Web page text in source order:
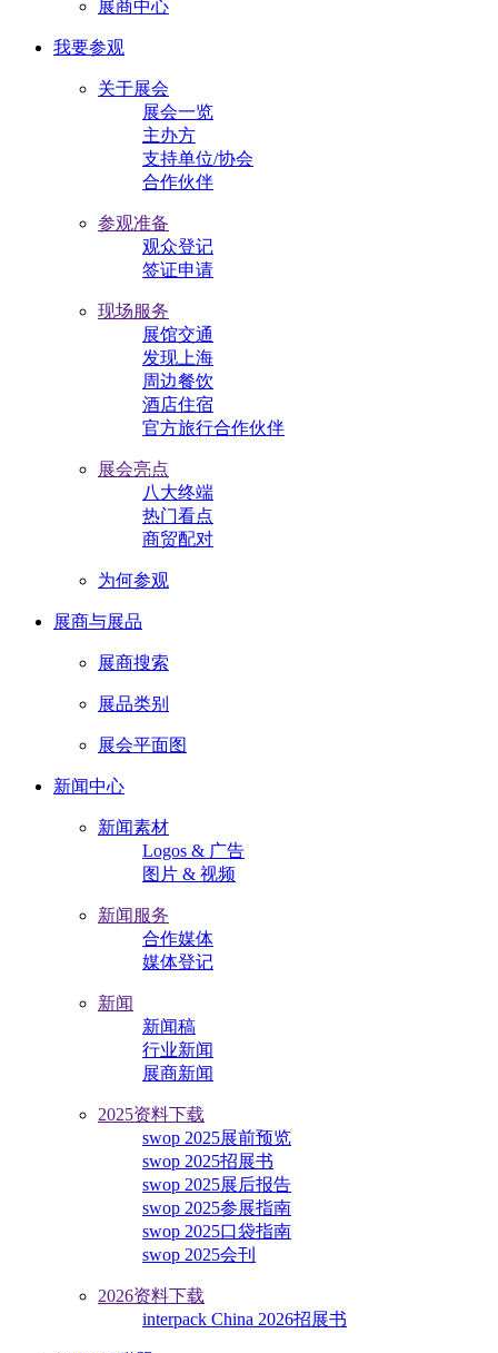
展商中心
我要参观
关于展会
展会一览
主办方
支持单位/协会
合作伙伴
参观准备
观众登记
签证申请
现场服务
展馆交通
发现上海
周边餐饮
酒店住宿
官方旅行合作伙伴
展会亮点
八大终端
热门看点
商贸配对
为何参观
展商与展品
展商搜索
展品类别
展会平面图
新闻中心
新闻素材
Logos & 广告
图片 & 视频
新闻服务
合作媒体
媒体登记
新闻
新闻稿
行业新闻
展商新闻
2025资料下载
swop 2025展前预览
swop 2025招展书
swop 2025展后报告
swop 2025参展指南
swop 2025口袋指南
swop 2025会刊
2026资料下载
interpack China 2026招展书